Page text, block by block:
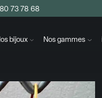
73 78 68
bijoux Nos gammes